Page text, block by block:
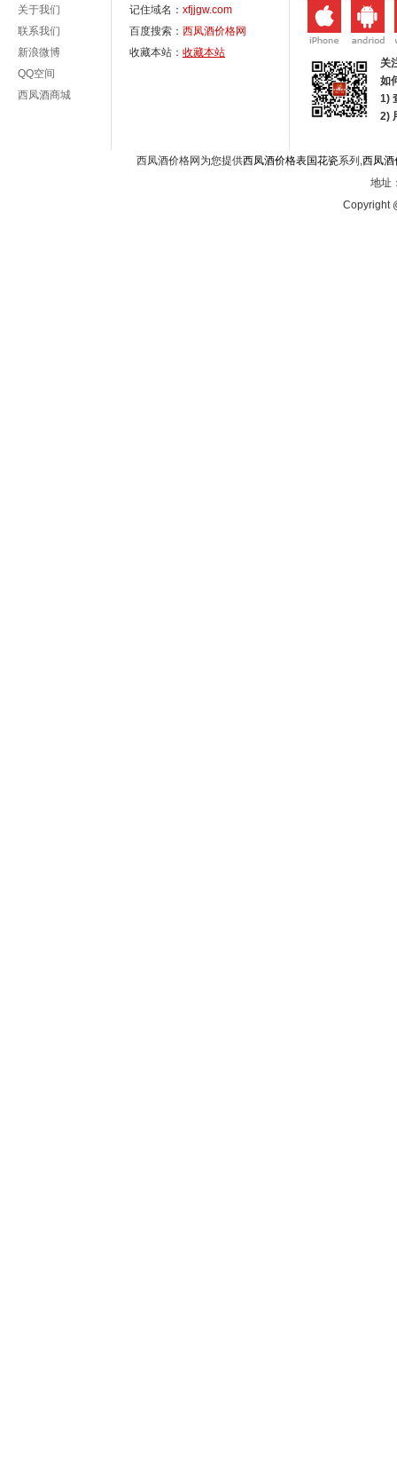
关于我们
联系我们
新浪微博
QQ空间
西凤酒商城
记住域名： xfjjgw.com
百度搜索： 西凤酒价格网
收藏本站： 收藏本站
关
如
1)
2)
西凤酒价格网为您提供西凤酒价格表国花瓷系列,西凤酒
地址
Copyright